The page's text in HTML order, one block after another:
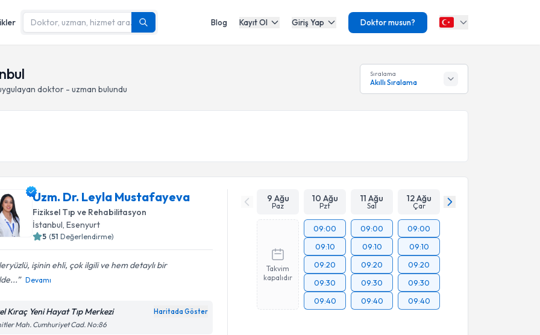
Blog Kayıt Ol Giriş Yap Doktor musun?
doktor - uzman bulundu
Sıralama
Akıllı Sıralama
Uzm. Dr. Leyla Mustafayeva
Fiziksel Tıp ve Rehabilitasyon
İstanbul, Esenyurt
5 (51 Değerlendirme)
işinin ehli, çok ilgili ve hem detaylı bir
Devamı
Kıraç Yeni Hayat Tıp Merkezi Haritada Göster
Mah. Cumhuriyet Cad. No:86
9 Ağu
Paz
10 Ağu
Pzt
11 Ağu
Sal
12 Ağu
Çar
Takvim
kapalıdır
09:00
09:10
09:20
09:30
09:40
09:00
09:10
09:20
09:30
09:40
09:00
09:10
09:20
09:30
09:40